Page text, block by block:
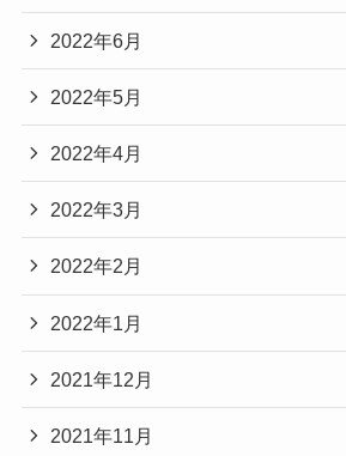
2022年6月
2022年5月
2022年4月
2022年3月
2022年2月
2022年1月
2021年12月
2021年11月